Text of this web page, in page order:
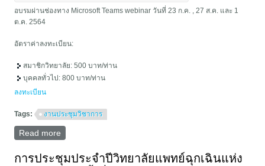
อบรมผ่านช่องทาง Microsoft Teams webinar วันที่ 23 ก.ค. , 27 ส.ค. และ 1
ต.ค. 2564
อัตราค่าลงทะเบียน:
สมาชิกวิทยาลัย: 500 บาท/ท่าน
บุคคลทั่วไป: 800 บาท/ท่าน
ลงทะเบียน
Tags: งานประชุมวิชาการ
Read more
การประชุมประจำปีวิทยาลัยแพทย์ฉุกเฉินแห่ง